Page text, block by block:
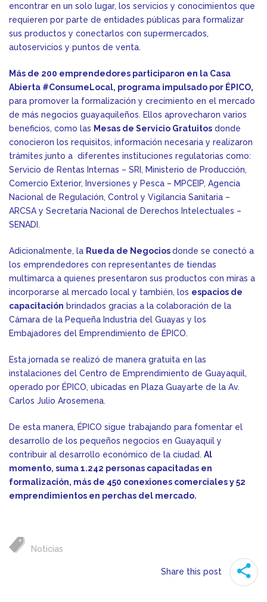
encontrar en un solo lugar, los servicios y conocimientos que
requieren por parte de entidades públicas para formalizar
sus productos y conectarlos con supermercados,
autoservicios y puntos de venta.
Más de 200 emprendedores participaron en la Casa
Abierta #ConsumeLocal, programa impulsado por ÉPICO,
para promover la formalización y crecimiento en el mercado
de más negocios guayaquileños. Ellos aprovecharon varios
beneficios, como las Mesas de Servicio Gratuitos donde
conocieron los requisitos, información necesaria y realizaron
trámites junto a diferentes instituciones regulatorias como:
Servicio de Rentas Internas – SRI, Ministerio de Producción,
Comercio Exterior, Inversiones y Pesca – MPCEIP, Agencia
Nacional de Regulación, Control y Vigilancia Sanitaria –
ARCSA y Secretaría Nacional de Derechos Intelectuales –
SENADI.
Adicionalmente, la Rueda de Negociosdonde se conectó a
los emprendedores con representantes de tiendas
multimarca a quienes presentaron sus productos con miras a
incorporarse al mercado local y también, los espacios de
capacitación brindados gracias a la colaboración de la
Cámara de la Pequeña Industria del Guayas y los
Embajadores del Emprendimiento de ÉPICO.
Esta jornada se realizó de manera gratuita en las
instalaciones del Centro de Emprendimiento de Guayaquil,
operado por ÉPICO, ubicadas en Plaza Guayarte de la Av.
Carlos Julio Arosemena.
De esta manera, ÉPICO sigue trabajando para fomentar el
desarrollo de los pequeños negocios en Guayaquil y
contribuir al desarrollo económico de la ciudad. Al
momento, suma 1.242 personas capacitadas en
formalización, más de 450 conexiones comerciales y 52
emprendimientos en perchas del mercado.
Noticias
Share this post